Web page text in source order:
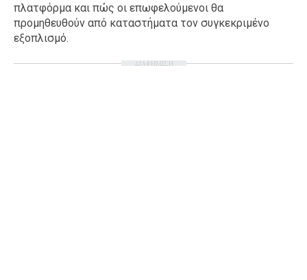
πλατφόρμα και πώς οι επωφελούμενοι θα
προμηθευθούν από καταστήματα τον συγκεκριμένο
εξοπλισμό.
ΔΙΑΦΗΜΙΣΗ